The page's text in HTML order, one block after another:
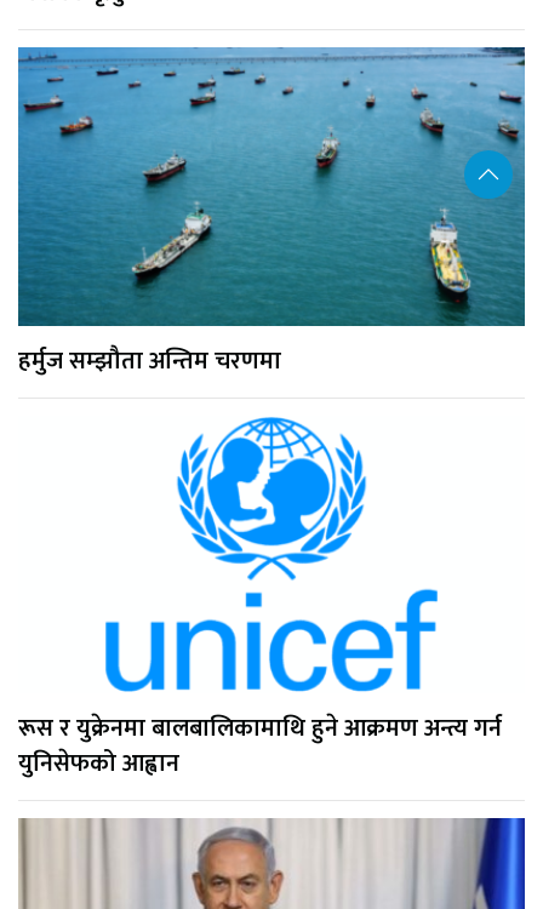
हर्मुज सम्झौता अन्तिम चरणमा
रूस र युक्रेनमा बालबालिकामाथि हुने आक्रमण अन्त्य गर्न
युनिसेफको आह्वान